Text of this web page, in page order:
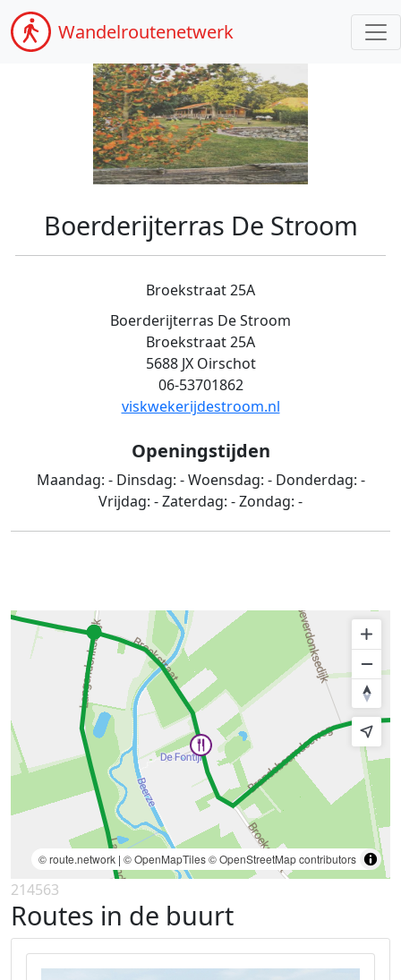
Wandelroutenetwerk
Boerderijterras De Stroom
Broekstraat 25A
Boerderijterras De Stroom
Broekstraat 25A
5688 JX Oirschot
06-53701862
viskwekerijdestroom.nl
Openingstijden
Maandag: - Dinsdag: -Woensdag: - Donderdag: -
Vrijdag: -Zaterdag: -Zondag: -
© route.network | © OpenMapTiles© OpenStreetMap contributors
214563
Routes in de buurt